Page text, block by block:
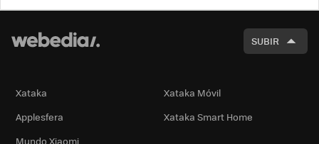
SUBIR
Xataka
Xataka Móvil
Applesfera
Xataka Smart Home
Mundo Xiaomi